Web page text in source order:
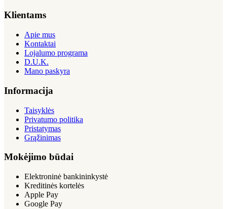
Klientams
Apie mus
Kontaktai
Lojalumo programa
D.U.K.
Mano paskyra
Informacija
Taisyklės
Privatumo politika
Pristatymas
Grąžinimas
Mokėjimo būdai
Elektroninė bankininkystė
Kreditinės kortelės
Apple Pay
Google Pay